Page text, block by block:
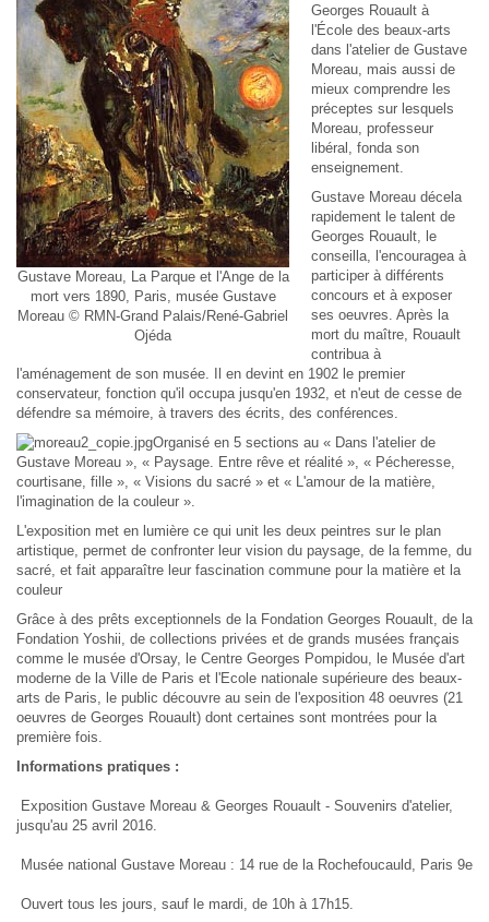
Gustave Moreau, La Parque et l'Ange de la
mort vers 1890, Paris, musée Gustave
Moreau © RMN-Grand Palais/René-Gabriel
Ojéda
Georges Rouault à
l'École des beaux-arts
dans l'atelier de Gustave
Moreau, mais aussi de
mieux comprendre les
préceptes sur lesquels
Moreau, professeur
libéral, fonda son
enseignement.
Gustave Moreau décela
rapidement le talent de
Georges Rouault, le
conseilla, l'encouragea à
participer à différents
concours et à exposer
ses oeuvres. Après la
mort du maître, Rouault
contribua à
l'aménagement de son musée. Il en devint en 1902 le premier
conservateur, fonction qu'il occupa jusqu'en 1932, et n'eut de cesse de
défendre sa mémoire, à travers des écrits, des conférences.
Organisé en 5 sections au « Dans l'atelier de
Gustave Moreau », « Paysage. Entre rêve et réalité », « Pécheresse,
courtisane, fille », « Visions du sacré » et « L'amour de la matière,
l'imagination de la couleur ».
L'exposition met en lumière ce qui unit les deux peintres sur le plan
artistique, permet de confronter leur vision du paysage, de la femme, du
sacré, et fait apparaître leur fascination commune pour la matière et la
couleur
Grâce à des prêts exceptionnels de la Fondation Georges Rouault, de la
Fondation Yoshii, de collections privées et de grands musées français
comme le musée d'Orsay, le Centre Georges Pompidou, le Musée d'art
moderne de la Ville de Paris et l'Ecole nationale supérieure des beaux-
arts de Paris, le public découvre au sein de l'exposition 48 oeuvres (21
oeuvres de Georges Rouault) dont certaines sont montrées pour la
première fois.
Informations pratiques :
Exposition Gustave Moreau & Georges Rouault - Souvenirs d'atelier,
jusqu'au 25 avril 2016.
Musée national Gustave Moreau : 14 rue de la Rochefoucauld, Paris 9e
Ouvert tous les jours, sauf le mardi, de 10h à 17h15.